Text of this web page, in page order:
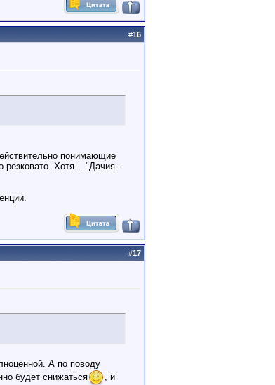
#16
понимающие
резковато. Хотя... "Дачия -
#17
А по поводу
будет снижаться
, и